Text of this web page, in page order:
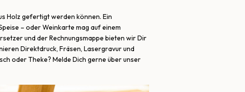
Holz gefertigt werden können. Ein
– oder Weinkarte mag auf einem
und der Rechnungsmappe bieten wir Dir
Direktdruck, Fräsen, Lasergravur und
oder Theke? Melde Dich gerne über unser